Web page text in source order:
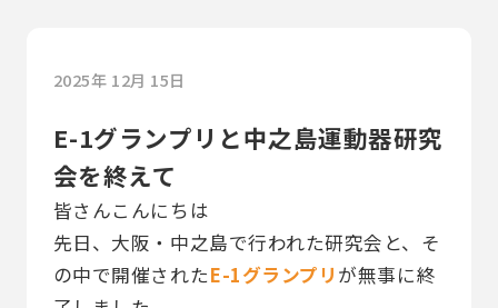
2025年 12月 15日
E-1グランプリと中之島運動器研究
会を終えて
皆さんこんにちは
先日、大阪・中之島で行われた研究会と、そ
の中で開催されたE-1グランプリ が無事に終